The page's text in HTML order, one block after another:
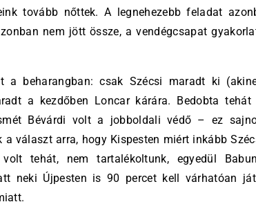
tovább nőttek. A legnehezebb feladat
nem jött össze, a vendégcsapat
beharangban: csak Szécsi maradt ki
a kezdőben Loncar kárára. Bedobta
Bévárdi volt a jobboldali védő – ez
választ arra, hogy Kispesten miért inkább
tehát, nem tartalékoltunk, egyedül
neki Újpesten is 90 percet kell várhatóan